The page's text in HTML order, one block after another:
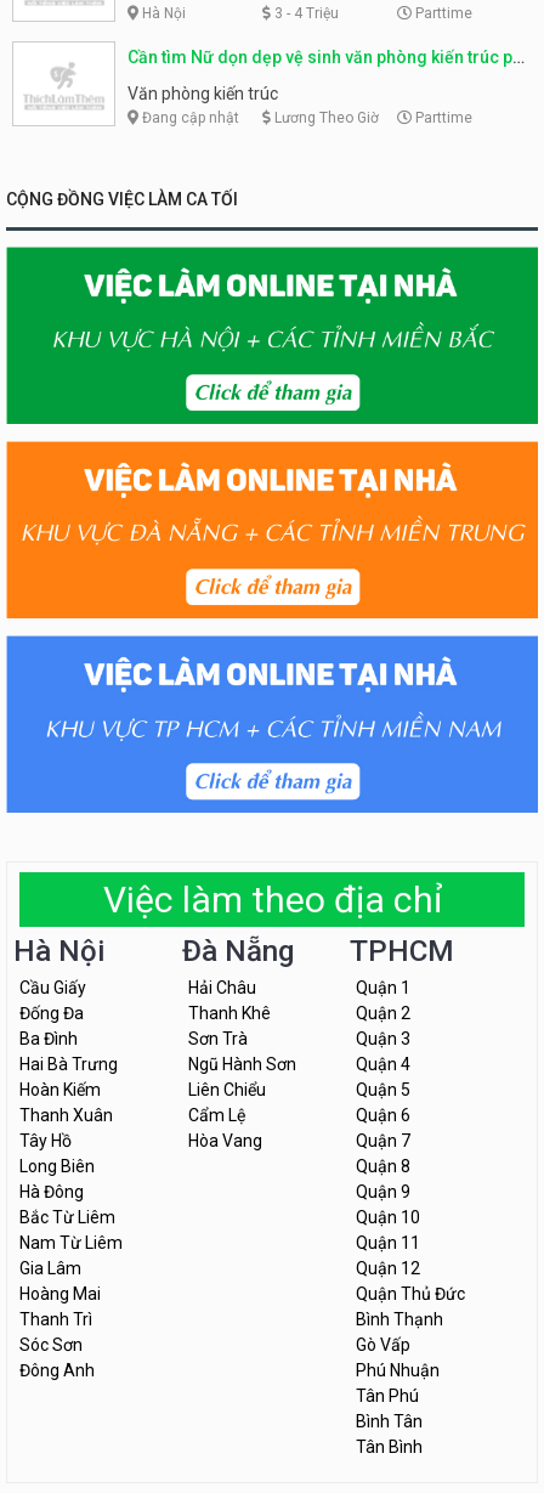
Hà Nội 3 - 4 Triệu Parttime
Cần tìm Nữ dọn dẹp vệ sinh văn phòng kiến trúc phố
Phạm Ngũ Lão
Văn phòng kiến trúc
Đang cập nhật Lương Theo Giờ Parttime
CỘNG ĐỒNG VIỆC LÀM CA TỐI
Việc làm theo địa chỉ
Hà Nội
Cầu Giấy
Đống Đa
Ba Đình
Hai Bà Trưng
Hoàn Kiếm
Thanh Xuân
Tây Hồ
Long Biên
Hà Đông
Bắc Từ Liêm
Nam Từ Liêm
Gia Lâm
Hoàng Mai
Thanh Trì
Sóc Sơn
Đông Anh
Đà Nẵng
Hải Châu
Thanh Khê
Sơn Trà
Ngũ Hành Sơn
Liên Chiểu
Cẩm Lệ
Hòa Vang
TPHCM
Quận 1
Quận 2
Quận 3
Quận 4
Quận 5
Quận 6
Quận 7
Quận 8
Quận 9
Quận 10
Quận 11
Quận 12
Quận Thủ Đức
Bình Thạnh
Gò Vấp
Phú Nhuận
Tân Phú
Bình Tân
Tân Bình